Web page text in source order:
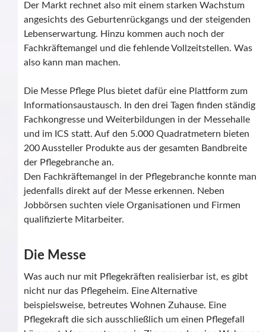
Der Markt rechnet also mit einem starken Wachstum
angesichts des Geburtenrückgangs und der steigenden
Lebenserwartung. Hinzu kommen auch noch der
Fachkräftemangel und die fehlende Vollzeitstellen. Was
also kann man machen.
Die Messe Pflege Plus bietet dafür eine Plattform zum
Informationsaustausch. In den drei Tagen finden ständig
Fachkongresse und Weiterbildungen in der Messehalle
und im ICS statt. Auf den 5.000 Quadratmetern bieten
200 Aussteller Produkte aus der gesamten Bandbreite
der Pflegebranche an.
Den Fachkräftemangel in der Pflegebranche konnte man
jedenfalls direkt auf der Messe erkennen. Neben
Jobbörsen suchten viele Organisationen und Firmen
qualifizierte Mitarbeiter.
Die Messe
Was auch nur mit Pflegekräften realisierbar ist, es gibt
nicht nur das Pflegeheim. Eine Alternative
beispielsweise, betreutes Wohnen Zuhause. Eine
Pflegekraft die sich ausschließlich um einen Pflegefall